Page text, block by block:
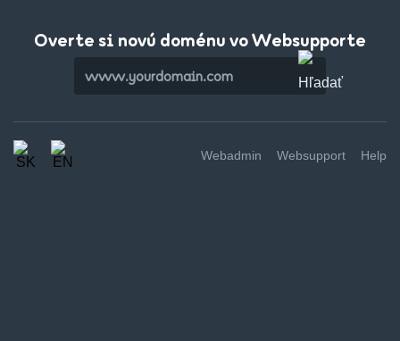
Overte si novú doménu vo Websupporte
Webadmin Websupport Help